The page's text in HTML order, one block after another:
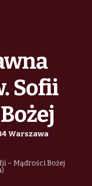
Sofii
Warszawa
– Mądrości Bożej